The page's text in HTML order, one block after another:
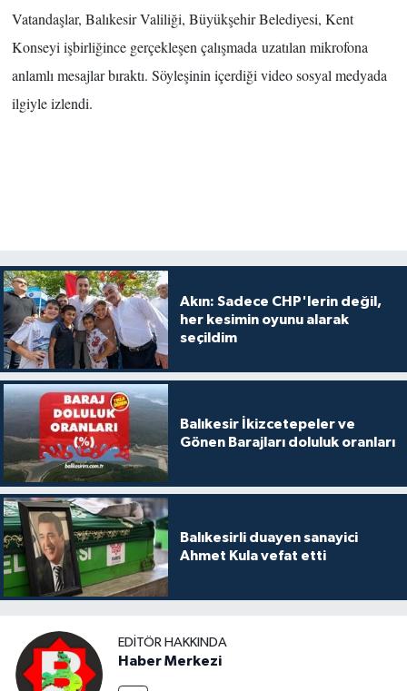
Vatandaşlar, Balıkesir Valiliği, Büyükşehir Belediyesi, Kent
Konseyi işbirliğince gerçekleşen çalışmada uzatılan mikrofona
anlamlı mesajlar bıraktı. Söyleşinin içerdiği video sosyal medyada
ilgiyle izlendi.
Akın: Sadece CHP'lerin değil,
her kesimin oyunu alarak
seçildim
Balıkesir İkizcetepeler ve
Gönen Barajları doluluk oranları
Balıkesirli duayen sanayici
Ahmet Kula vefat etti
EDITÖR HAKKINDA
Haber Merkezi